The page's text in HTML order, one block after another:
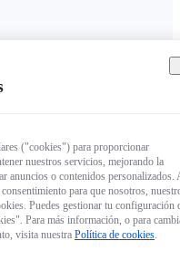
("cookies") para proporcionar
nuestros servicios, mejorando la
anuncios o contenidos personalizados.
para que nosotros,
Puedes gestionar tu configuración
Para más información, o para
visita nuestra Política de cookies.